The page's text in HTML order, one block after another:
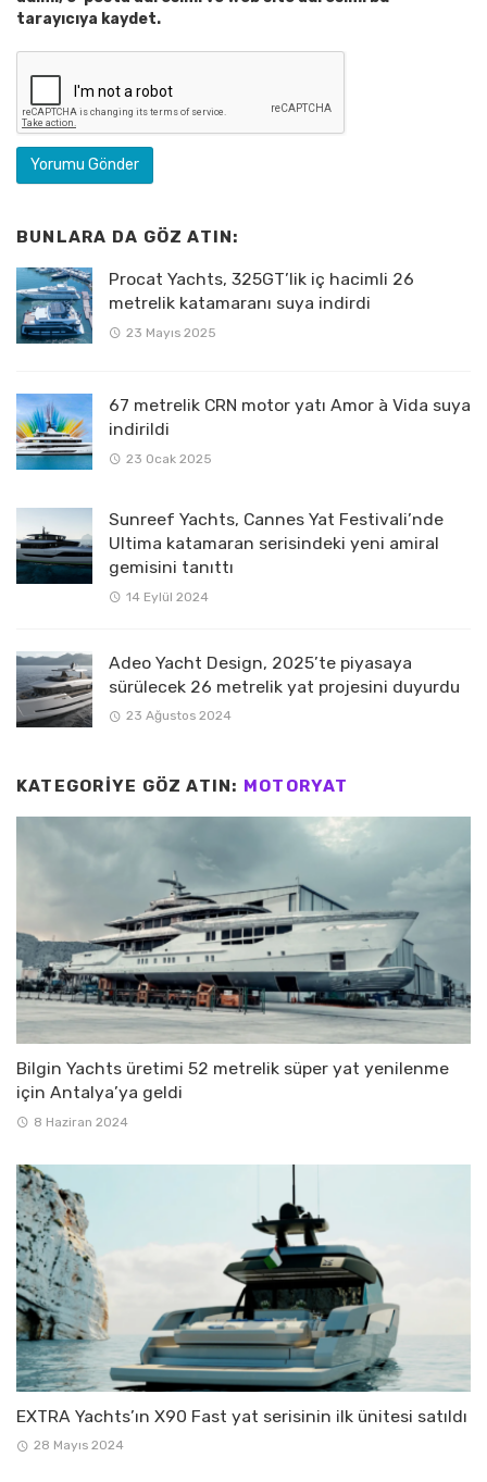
tarayıcıya kaydet.
BUNLARA DA GÖZ ATIN:
Procat Yachts, 325GT’lik iç hacimli 26
metrelik katamaranı suya indirdi
23 Mayıs 2025
67 metrelik CRN motor yatı Amor à Vida suya
indirildi
23 Ocak 2025
Sunreef Yachts, Cannes Yat Festivali’nde
Ultima katamaran serisindeki yeni amiral
gemisini tanıttı
14 Eylül 2024
Adeo Yacht Design, 2025’te piyasaya
sürülecek 26 metrelik yat projesini duyurdu
23 Ağustos 2024
KATEGORIYE GÖZ ATIN: MOTORYAT
Bilgin Yachts üretimi 52 metrelik süper yat yenilenme
için Antalya’ya geldi
8 Haziran 2024
EXTRA Yachts’ın X90 Fast yat serisinin ilk ünitesi satıldı
28 Mayıs 2024